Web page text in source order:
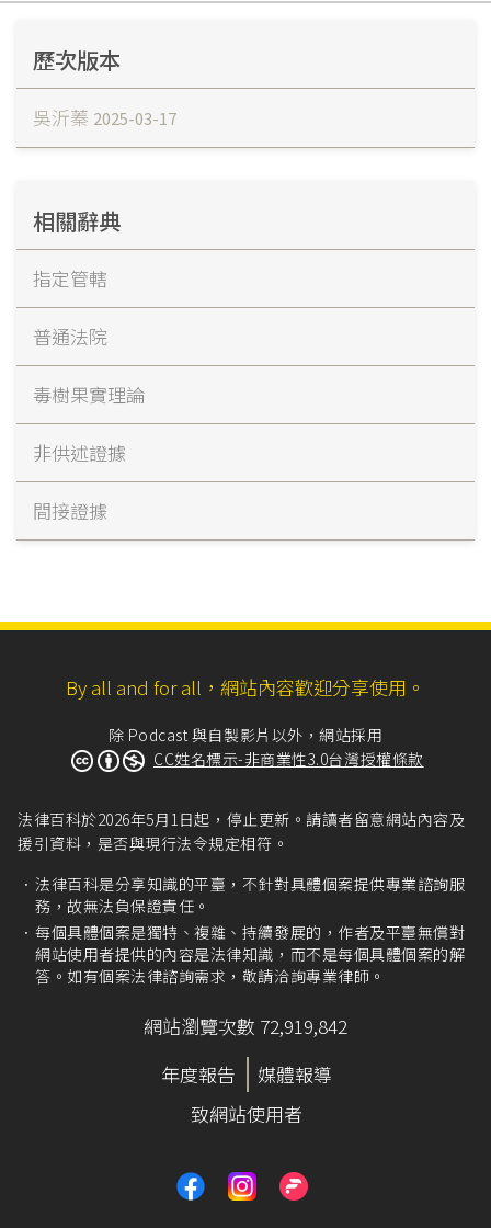
歷次版本
吳沂蓁 2025-03-17
相關辭典
指定管轄
普通法院
毒樹果實理論
非供述證據
間接證據
By all and for all，網站內容歡迎分享使用。
除 Podcast 與自製影片以外，網站採用
CC姓名標示-非商業性3.0台灣授權條款
法律百科於2026年5月1日起，停止更新。請讀者留意網站內容及
援引資料，是否與現行法令規定相符。
法律百科是分享知識的平臺，不針對具體個案提供專業諮詢服
務，故無法負保證責任。
每個具體個案是獨特、複雜、持續發展的，作者及平臺無償對
網站使用者提供的內容是法律知識，而不是每個具體個案的解
答。如有個案法律諮詢需求，敬請洽詢專業律師。
網站瀏覽次數 72,919,842
年度報告
媒體報導
致網站使用者